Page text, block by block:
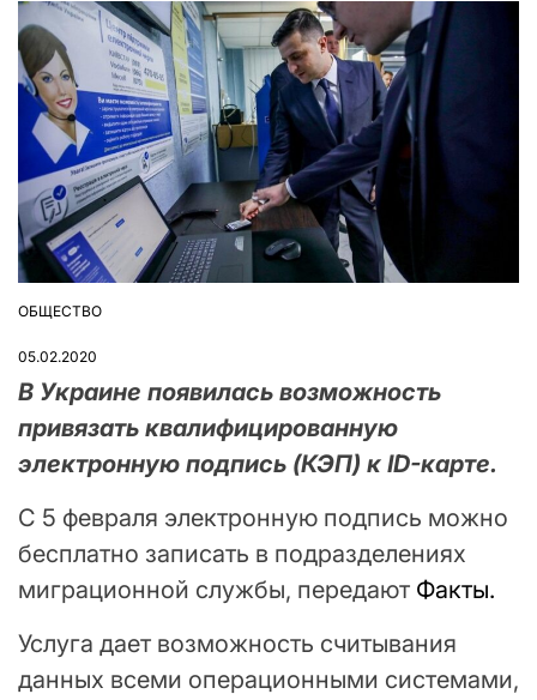
ОПУБЛІКУВАТИ
ОБЩЕСТВО
05.02.2020
В Украине появилась возможность
привязать квалифицированную
электронную подпись (КЭП) к ID-карте.
С 5 февраля электронную подпись можно
бесплатно записать в подразделениях
миграционной службы, передают Факты.
Услуга дает возможность считывания
данных всеми операционными системами,